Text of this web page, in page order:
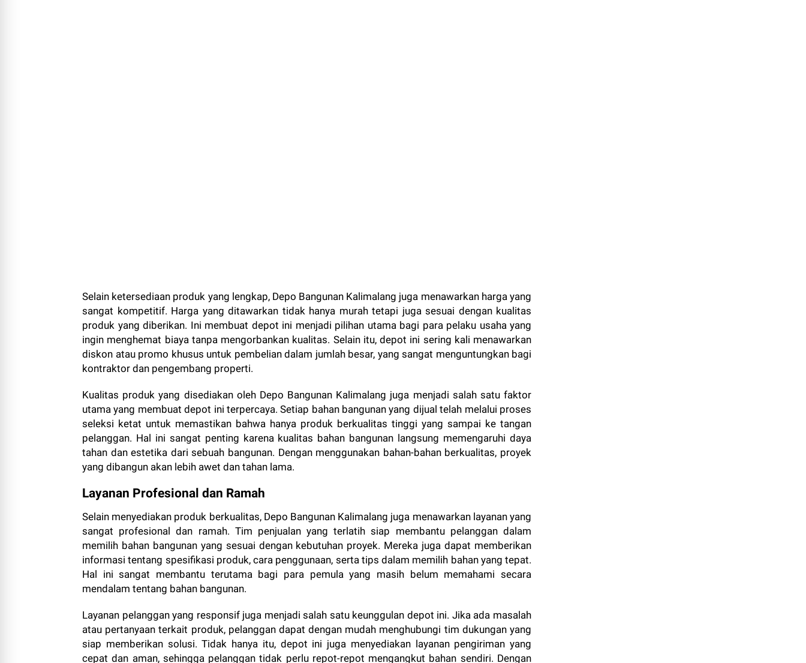
Selain ketersediaan produk yang lengkap, Depo Bangunan Kalimalang juga menawarkan harga yang
sangat kompetitif. Harga yang ditawarkan tidak hanya murah tetapi juga sesuai dengan kualitas
produk yang diberikan. Ini membuat depot ini menjadi pilihan utama bagi para pelaku usaha yang
ingin menghemat biaya tanpa mengorbankan kualitas. Selain itu, depot ini sering kali menawarkan
diskon atau promo khusus untuk pembelian dalam jumlah besar, yang sangat menguntungkan bagi
kontraktor dan pengembang properti.
Kualitas produk yang disediakan oleh Depo Bangunan Kalimalang juga menjadi salah satu faktor
utama yang membuat depot ini terpercaya. Setiap bahan bangunan yang dijual telah melalui proses
seleksi ketat untuk memastikan bahwa hanya produk berkualitas tinggi yang sampai ke tangan
pelanggan. Hal ini sangat penting karena kualitas bahan bangunan langsung memengaruhi daya
tahan dan estetika dari sebuah bangunan. Dengan menggunakan bahan-bahan berkualitas, proyek
yang dibangun akan lebih awet dan tahan lama.
Layanan Profesional dan Ramah
Selain menyediakan produk berkualitas, Depo Bangunan Kalimalang juga menawarkan layanan yang
sangat profesional dan ramah. Tim penjualan yang terlatih siap membantu pelanggan dalam
memilih bahan bangunan yang sesuai dengan kebutuhan proyek. Mereka juga dapat memberikan
informasi tentang spesifikasi produk, cara penggunaan, serta tips dalam memilih bahan yang tepat.
Hal ini sangat membantu terutama bagi para pemula yang masih belum memahami secara
mendalam tentang bahan bangunan.
Layanan pelanggan yang responsif juga menjadi salah satu keunggulan depot ini. Jika ada masalah
atau pertanyaan terkait produk, pelanggan dapat dengan mudah menghubungi tim dukungan yang
siap memberikan solusi. Tidak hanya itu, depot ini juga menyediakan layanan pengiriman yang
cepat dan aman, sehingga pelanggan tidak perlu repot-repot mengangkut bahan sendiri. Dengan